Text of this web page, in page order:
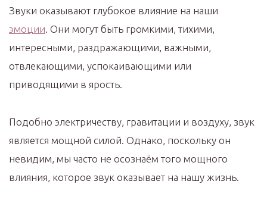
Звуки оказывают глубокое влияние на наши
эмоции. Они могут быть громкими, тихими,
интересными, раздражающими, важными,
отвлекающими, успокаивающими или
приводящими в ярость.
Подобно электричеству, гравитации и воздуху, звук
является мощной силой. Однако, поскольку он
невидим, мы часто не осознаём того мощного
влияния, которое звук оказывает на нашу жизнь.